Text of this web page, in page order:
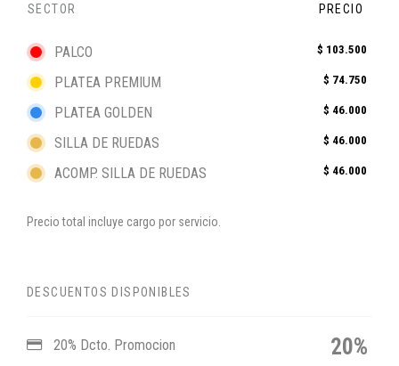
SECTOR PRECIO
PALCO $ 103.500
PLATEA PREMIUM $ 74.750
PLATEA GOLDEN $ 46.000
SILLA DE RUEDAS $ 46.000
ACOMP. SILLA DE RUEDAS $ 46.000
Precio total incluye cargo por servicio.
DESCUENTOS DISPONIBLES
20% Dcto. Promocion 20%